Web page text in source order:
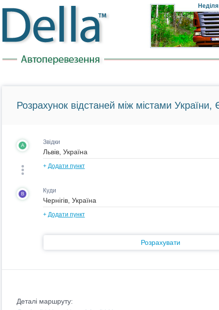
Неділя
Розрахунок відстаней між містами України,
A Звідки
+ Додати пункт
B Куди
+ Додати пункт
Розрахувати
Деталі маршруту: